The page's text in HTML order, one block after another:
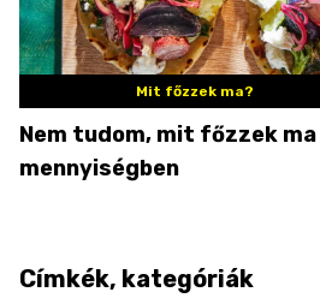
Mit főzzek ma?
Nem tudom, mit főzzek
mennyiségben
Címkék, kategóriák